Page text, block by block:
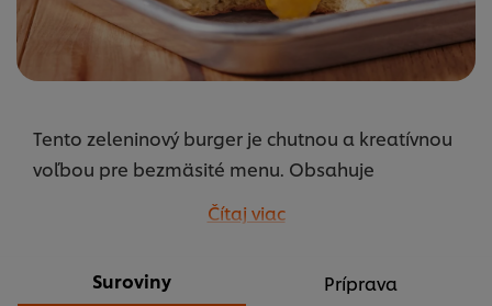
Tento zeleninový burger je chutnou a kreatívnou
voľbou pre bezmäsité menu. Obsahuje
chrumkavé a pikantné opečené huby, roztavený
syr a všetky potrebné prísady. Tento burger určite
Čítaj viac
Suroviny Príprava